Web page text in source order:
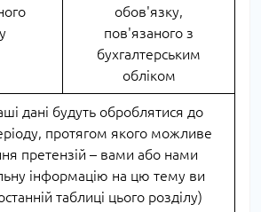
обов'язку,
пов'язаного з
бухгалтерським
обліком
дані будуть оброблятися до
протягом якого можливе
претензій – вами або нами
інформацію на цю тему ви
таблиці цього розділу)